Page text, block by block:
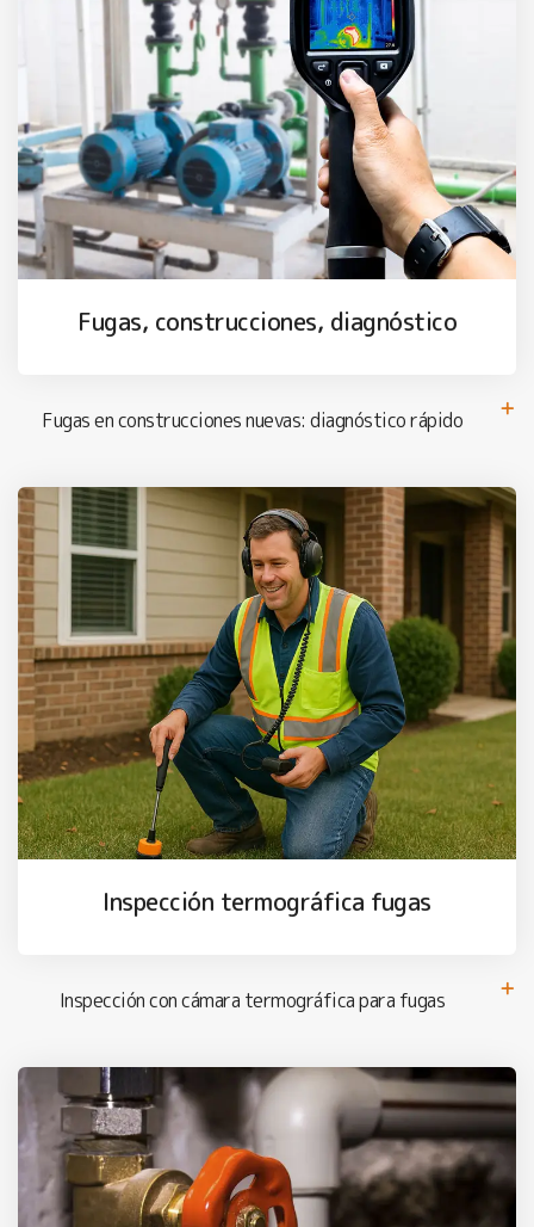
Fugas, construcciones, diagnóstico
Fugas en construcciones nuevas: diagnóstico rápido
Inspección termográfica fugas
Inspección con cámara termográfica para fugas